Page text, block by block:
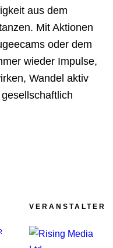
aus dem
Mit Aktionen
oder dem
wieder Impulse,
Wandel aktiv
VERANSTALTER